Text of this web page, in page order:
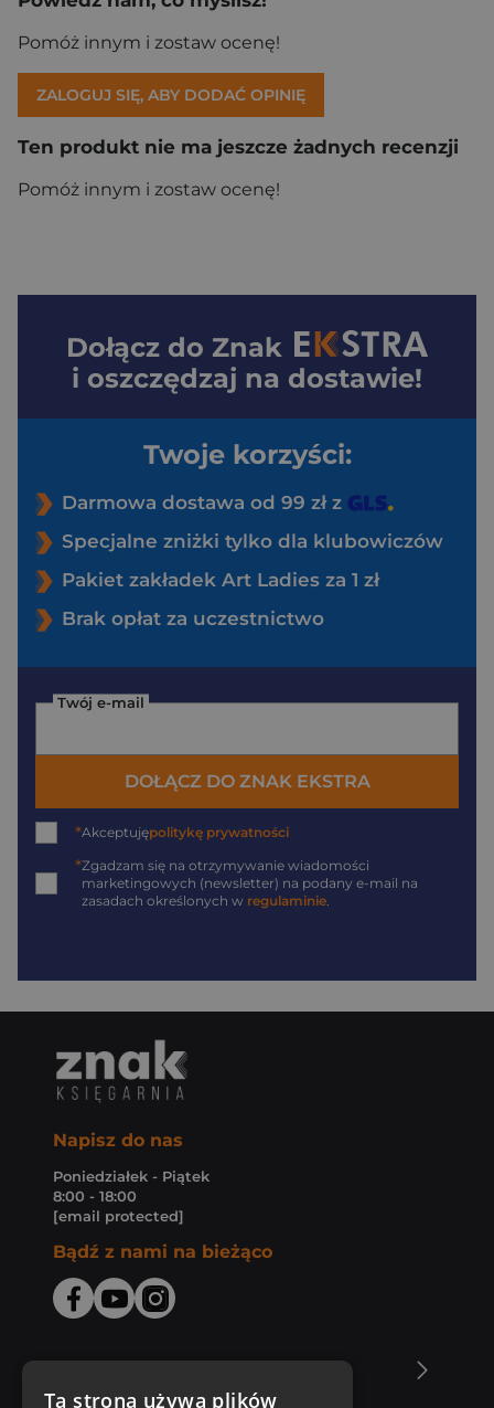
Pomóż innym i zostaw ocenę!
ZALOGUJ SIĘ, ABY DODAĆ OPINIĘ
Ten produkt nie ma jeszcze żadnych recenzji
Pomóż innym i zostaw ocenę!
Dołącz do Znak
i oszczędzaj na dostawie!
Twoje korzyści:
Darmowa dostawa od 99 zł z
Specjalne zniżki tylko dla klubowiczów
Pakiet zakładek Art Ladies za 1 zł
Brak opłat za uczestnictwo
Twój e-mail
DOŁĄCZ DO ZNAK EKSTRA
*Akceptujępolitykę prywatności
*Zgadzam się na otrzymywanie wiadomości
marketingowych (newsletter) na podany e-mail na
zasadach określonych w regulaminie
Napisz do nas
Poniedziałek - Piątek
8:00 - 18:00
[email protected]
Bądź z nami na bieżąco
Ta strona używa plików